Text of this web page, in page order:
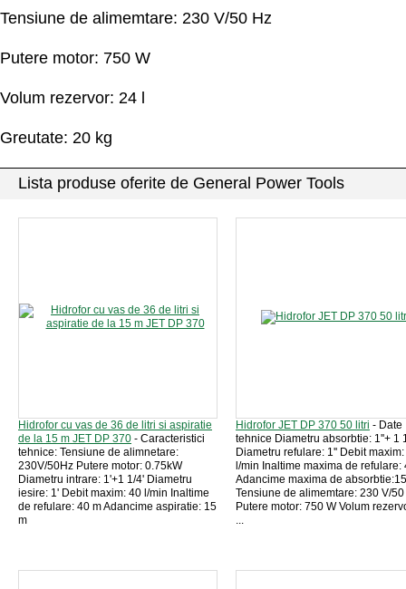
Tensiune de alimemtare: 230 V/50 Hz
Putere motor: 750 W
Volum rezervor: 24 l
Greutate: 20 kg
Lista produse oferite de General Power Tools
Hidrofor cu vas de 36 de litri si aspiratie
de la 15 m JET DP 370 - Caracteristici
tehnice: Tensiune de alimnetare:
230V/50Hz Putere motor: 0.75kW
Diametru intrare: 1'+1 1/4' Diametru
iesire: 1' Debit maxim: 40 l/min Inaltime
de refulare: 40 m Adancime aspiratie: 15
m
Hidrofor JET DP 370 50 litri - Date
tehnice Diametru absorbtie: 1''+ 1
Diametru refulare: 1'' Debit
l/min Inaltime maxima de refulare:
Adancime maxima de
Tensiune de alimemtare: 230 V/
Putere motor: 750 W Volum
...